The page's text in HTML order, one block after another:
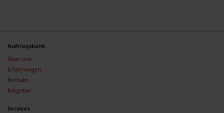
Auftragsbank
Über uns
Erfahrungen
Kontakt
Ratgeber
Services